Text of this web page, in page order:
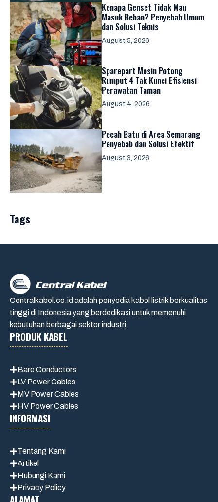
Kenapa Genset Tidak Mau
Masuk Beban? Penyebab Umum
dan Solusi Teknis
August 5, 2026
Sparepart Mesin Potong
Rumput 4 Tak Kunci Efisiensi
Perawatan Taman
August 4, 2026
Pecah Batu di Area Semarang
Penyebab dan Solusi Efektif
August 3, 2026
Tags
Centralkabel.co.id adalah penyedia kabel listrik berkualitas
tinggi di Indonesia yang berdedikasi untuk memenuhi
kebutuhan berbagai sektor industri.
PRODUK KABEL
Bare Conductors
LV Power Cables
MV Power Cables
HV Power Cables
INFORMASI
Tentang Kami
Artikel
Hubungi Kami
Privacy Policy
ALAMAT